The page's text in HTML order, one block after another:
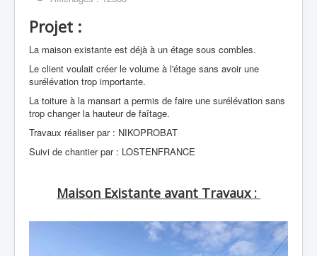
Projet :
La maison existante est déjà à un étage sous combles.
Le client voulait créer le volume à l'étage sans avoir une
surélévation trop importante.
La toiture à la mansart a permis de faire une surélévation sans
trop changer la hauteur de faîtage.
Travaux réaliser par : NIKOPROBAT
Suivi de chantier par : LOSTENFRANCE
Maison Existante avant Travaux :